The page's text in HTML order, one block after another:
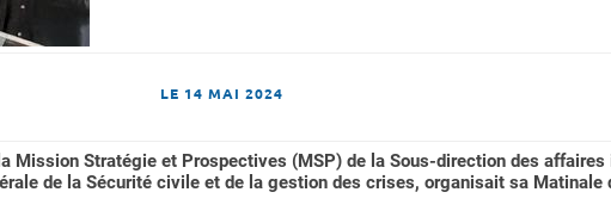
LE 14 MAI 2024
Mission Stratégie et Prospectives (MSP) de la Sous-direction des
de la Sécurité civile et de la gestion des crises, organisait sa